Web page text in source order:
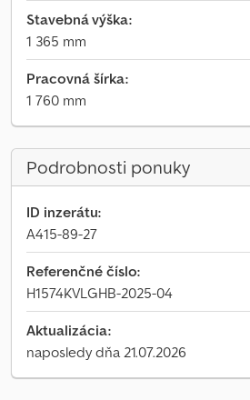
Stavebná výška:
1 365 mm
Pracovná šírka:
1 760 mm
Podrobnosti ponuky
ID inzerátu:
A415-89-27
Referenčné číslo:
H1574KVLGHB-2025-04
Aktualizácia:
naposledy dňa 21.07.2026